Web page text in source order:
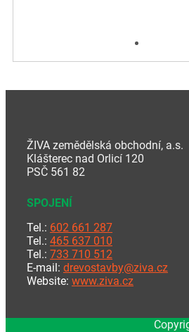
ŽIVA zemědělská obchodní, a.s.
Klášterec nad Orlicí 120
PSČ 561 82
SPOJENÍ
Tel.: 602 661 287
Tel.: 465 637 010
Tel.: 733 710 512
E-mail: drevostavby@ziva.cz
Website: www.ziva.cz